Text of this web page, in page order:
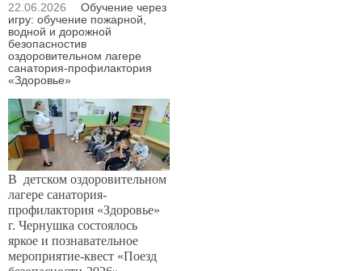
22.06.2026
Обучение через
игру: обучение пожарной,
водной и дорожной
безопасностив
оздоровительном лагере
санатория-профилактория
«Здоровье»
В детском оздоровительном
лагере санатория-
профилактория «Здоровье»
г. Чернушка состоялось
яркое и познавательное
мероприятие-квест «Поезд